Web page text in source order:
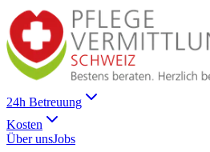
24h Betreuung
Kosten
Über unsJobs